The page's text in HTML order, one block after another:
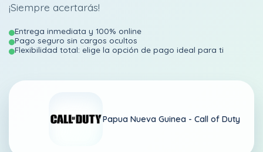
¡Siempre acertarás!
Entrega inmediata y 100% online
Pago seguro sin cargos ocultos
Flexibilidad total: elige la opción de pago ideal para ti
Papua Nueva Guinea - Call of Duty